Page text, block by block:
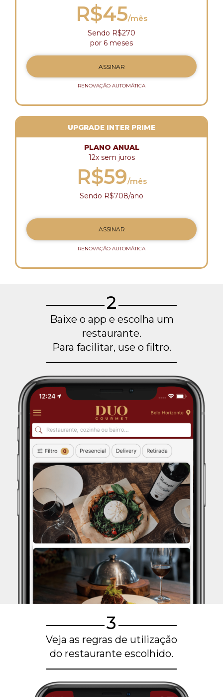
R$45/mês
Sendo R$270
por 6 meses
ASSINAR
RENOVAÇÃO AUTOMÁTICA
UPGRADE INTER PRIME
PLANO ANUAL
12x sem juros
R$59/mês
Sendo R$708/ano
ASSINAR
RENOVAÇÃO AUTOMÁTICA
2
Baixe o app e escolha um
restaurante.
Para facilitar, use o filtro.
3
Veja as regras de utilização
do restaurante escolhido.